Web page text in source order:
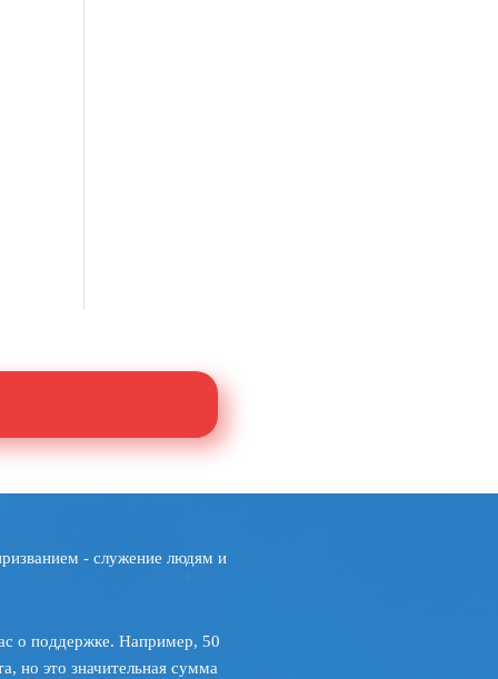
- служение людям и
о поддержке. Например, 50
но это значительная сумма